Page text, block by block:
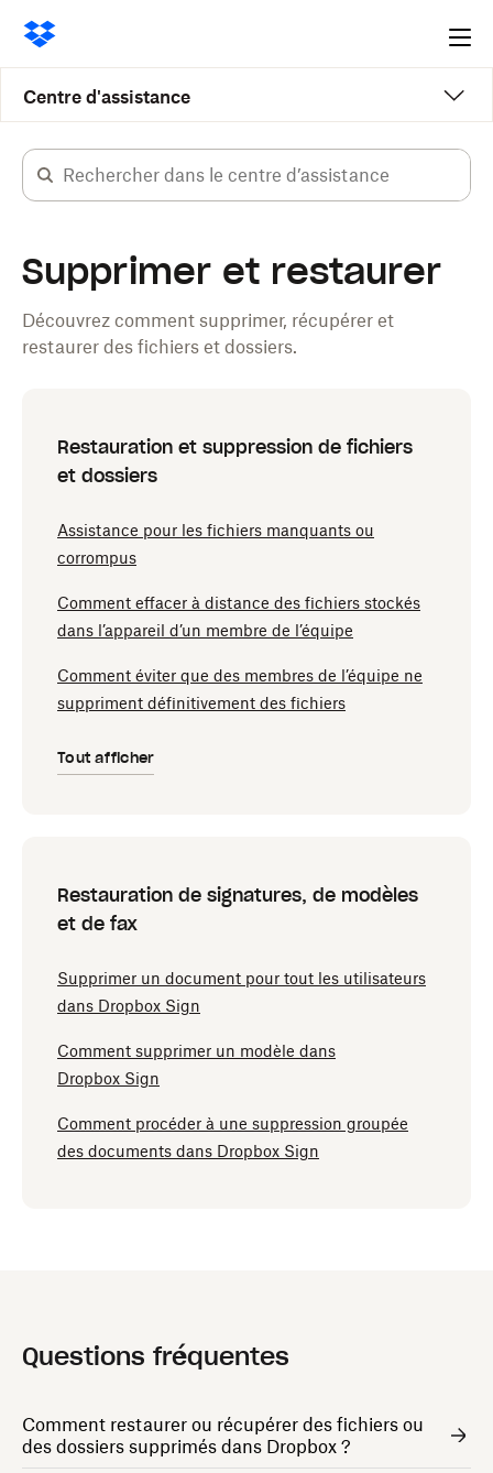
Centre d'assistance
Supprimer et restaurer
Découvrez comment supprimer, récupérer et
restaurer des fichiers et dossiers.
Restauration et suppression de fichiers
et dossiers
Assistance pour les fichiers manquants ou
corrompus
Comment effacer à distance des fichiers stockés
dans l’appareil d’un membre de l’équipe
Comment éviter que des membres de l’équipe ne
suppriment définitivement des fichiers
Tout afficher
Restauration de signatures, de modèles
et de fax
Supprimer un document pour tout les utilisateurs
dans Dropbox Sign
Comment supprimer un modèle dans
Dropbox Sign
Comment procéder à une suppression groupée
des documents dans Dropbox Sign
Questions fréquentes
Comment restaurer ou récupérer des fichiers ou
des dossiers supprimés dans Dropbox ?